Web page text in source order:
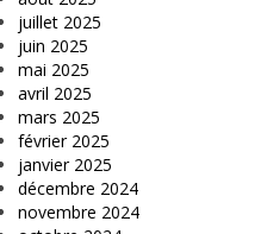
juillet 2025
juin 2025
mai 2025
avril 2025
mars 2025
février 2025
janvier 2025
décembre 2024
novembre 2024